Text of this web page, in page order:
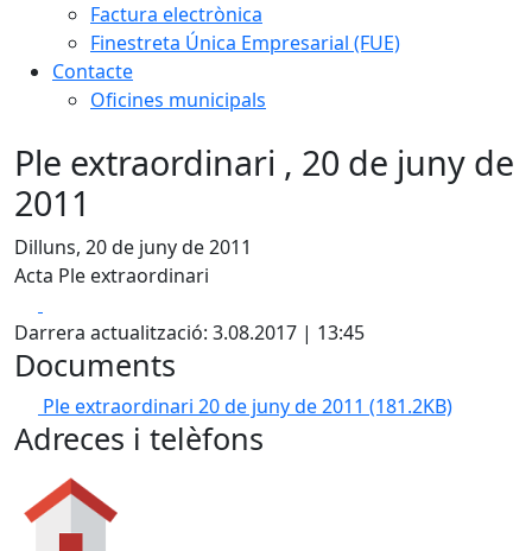
Factura electrònica
Finestreta Única Empresarial (FUE)
Contacte
Oficines municipals
Ple extraordinari , 20 de juny de
2011
Dilluns, 20 de juny de 2011
Acta Ple extraordinari
Darrera actualització: 3.08.2017 | 13:45
Documents
Ple extraordinari 20 de juny de 2011 (181.2KB)
Adreces i telèfons